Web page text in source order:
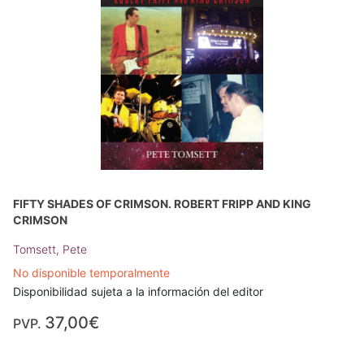
FIFTY SHADES OF CRIMSON. ROBERT FRIPP AND KING
CRIMSON
Tomsett, Pete
No disponible temporalmente
Disponibilidad sujeta a la información del editor
PVP. 37,00€